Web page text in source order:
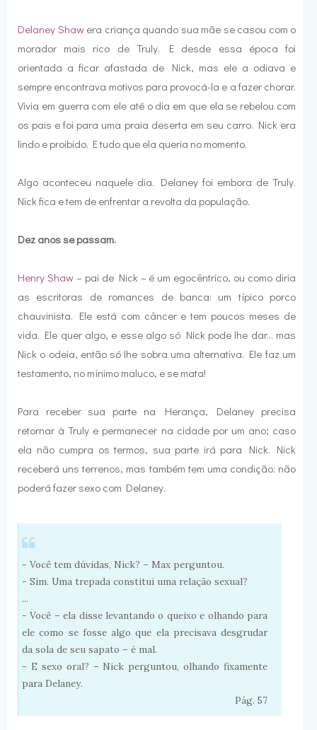
Delaney Shawera criança quando sua mãe se casou com o
morador mais rico de Truly. E desde essa época foi
orientada a ficar afastada de Nick, mas ele a odiava e
sempre encontrava motivos para provocá-la e a fazer chorar.
Vivia em guerra com ele até o dia em que ela se rebelou com
os pais e foi para uma praia deserta em seu carro. Nick era
lindo e proibido. E tudo que ela queria no momento.
Algo aconteceu naquele dia. Delaney foi embora de Truly.
Nick fica e tem de enfrentar a revolta da população.
Dez anos se passam.
Henry Shaw– pai de Nick – é um egocêntrico, ou como diria
as escritoras de romances de banca: um típico porco
chauvinista. Ele está com câncer e tem poucos meses de
vida. Ele quer algo, e esse algo só Nick pode lhe dar... mas
Nick o odeia, então só lhe sobra uma alternativa. Ele faz um
testamento, no mínimo maluco, e se mata!
Para receber sua parte na Herança, Delaney precisa
retornar à Truly e permanecer na cidade por um ano; caso
ela não cumpra os termos, sua parte irá para Nick. Nick
receberá uns terrenos, mas também tem uma condição: não
poderá fazer sexo com Delaney.
- Você tem dúvidas, Nick? – Max perguntou.
- Sim. Uma trepada constitui uma relação sexual?
...
- Você – ela disse levantando o queixo e olhando para
ele como se fosse algo que ela precisava desgrudar
da sola de seu sapato – é mal.
- E sexo oral? – Nick perguntou, olhando fixamente
para Delaney.
Pág. 57